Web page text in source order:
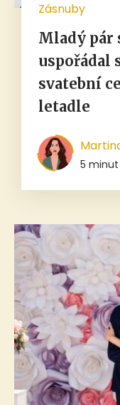
Zásnuby
Mladý pár
uspořádal
svatební
letadle
5